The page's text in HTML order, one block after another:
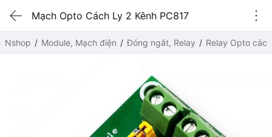
Mạch Opto Cách Ly 2 Kênh PC817
Nshop Module, Mạch điện Đóng ngắt, Relay Relay Opto